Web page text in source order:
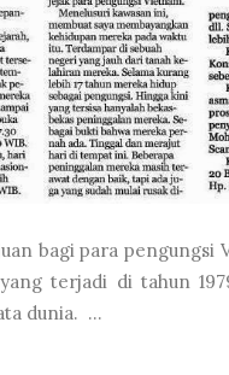
bagi para
terjadi di tahun
dunia. ...